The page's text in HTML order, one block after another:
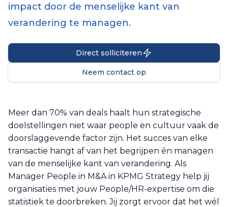
impact door de menselijke kant van
verandering te managen.
Direct solliciteren
Neem contact op
Meer dan 70% van deals haalt hun strategische
doelstellingen niet waar people en cultuur vaak de
doorslaggevende factor zijn. Het succes van elke
transactie hangt af van het begrijpen én managen
van de menselijke kant van verandering. Als
Manager People in M&A in KPMG Strategy help jij
organisaties met jouw People/HR-expertise om die
statistiek te doorbreken. Jij zorgt ervoor dat het wél